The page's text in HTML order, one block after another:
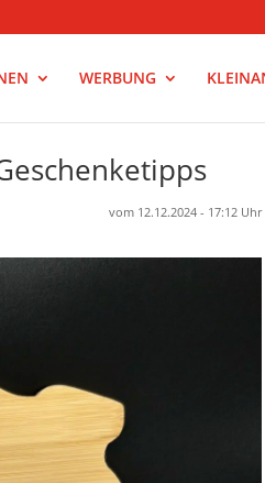
WERBUNG
vom 12.12.2024 - 17:12 Uhr